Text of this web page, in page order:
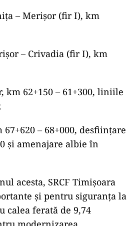
– Merișor (fir I), km
– Crivadia (fir I), km
km 62+150 – 61+300, liniile
– 68+000, desființare
și amenajare albie în
acesta, SRCF Timișoara
și pentru siguranța la
calea ferată de 9,74